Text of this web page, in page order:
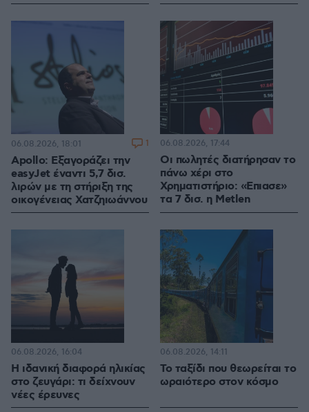
Apollo: Εξαγοράζει την
easyJet έναντι 5,7 δισ.
λιρών με τη στήριξη της
οικογένειας Χατζηιωάννου
06.08.2026, 18:01 1
Οι πωλητές διατήρησαν το
πάνω χέρι στο
Χρηματιστήριο: «Επιασε»
τα 7 δισ. η Metlen
06.08.2026, 17:44
Η ιδανική διαφορά ηλικίας
στο ζευγάρι: τι δείχνουν
νέες έρευνες
06.08.2026, 16:04
Το ταξίδι που θεωρείται το
ωραιότερο στον κόσμο
06.08.2026, 14:11